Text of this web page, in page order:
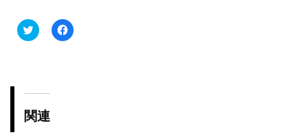
ク
リ
t
t
e
F
a
関連